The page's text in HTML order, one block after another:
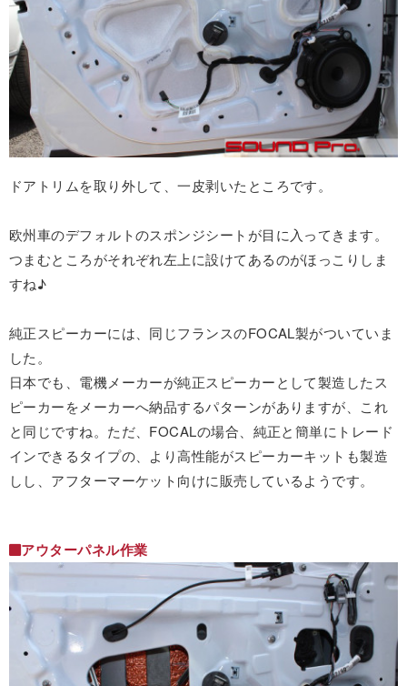
ドアトリムを取り外して、一皮剥いたところです。
欧州車のデフォルトのスポンジシートが目に入ってきます。
つまむところがそれぞれ左上に設けてあるのがほっこりしま
すね♪
純正スピーカーには、同じフランスのFOCAL製がついていま
した。
日本でも、電機メーカーが純正スピーカーとして製造したス
ピーカーをメーカーへ納品するパターンがありますが、これ
と同じですね。ただ、FOCALの場合、純正と簡単にトレード
インできるタイプの、より高性能がスピーカーキットも製造
しし、アフターマーケット向けに販売しているようです。
アウターパネル作業